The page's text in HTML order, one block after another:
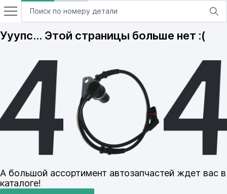
Ууупс… Этой страницы больше нет :(
А большой ассортимент автозапчастей ждет вас в
каталоге!